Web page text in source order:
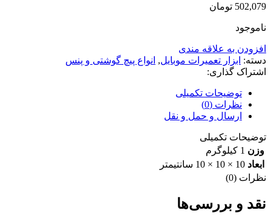
502,079 تومان
ناموجود
افزودن به علاقه مندی
دسته: ابزار تعمیرات موبایل, انواع پیچ گوشتی و پنس
اشتراک گذاری:
توضیحات تکمیلی
نظرات (0)
ارسال و حمل و نقل
توضیحات تکمیلی
وزن 1 کیلوگرم
ابعاد 10 × 10 × 10 سانتیمتر
نظرات (0)
نقد و بررسی‌ها